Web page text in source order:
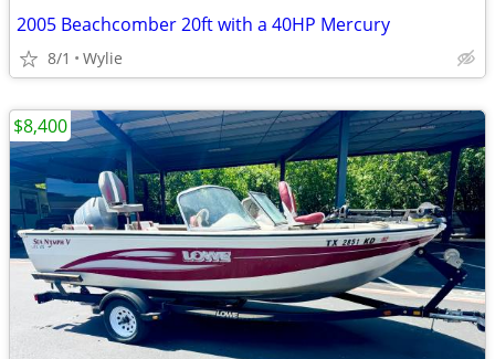
2005 Beachcomber 20ft with a 40HP Mercury
8/1 Wylie
$8,400